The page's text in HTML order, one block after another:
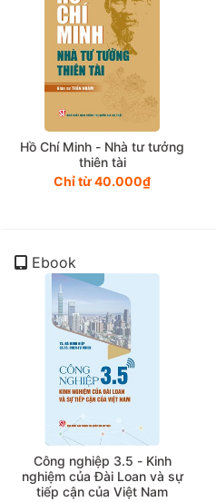
Mới nhất
Hồ Chí Minh - Nhà tư tưởng
thiên tài
Chỉ từ 40.000₫
Ebook
Công nghiệp 3.5 - Kinh
nghiệm của Đài Loan và sự
tiếp cận của Việt Nam